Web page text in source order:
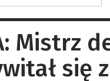
Mistrz
się z